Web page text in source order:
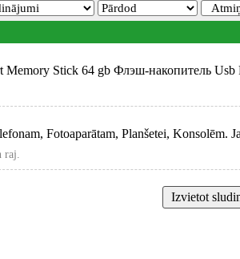
Memory Stick 64 gb Флэш-накопитель
Fotoaparātam, Planšetei, Konsolēm.
raj.